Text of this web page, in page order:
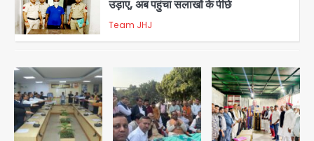
5
उड़ाए, अब पहुंचा सलाखों के पीछे
Team JHJ
1
Noida Sector-49: सेक्टर-49 में 18
साल की मेड ने की खुदकुशी, शरीर पर नहीं मिली
कोई बाहरी
Avinash Kumar